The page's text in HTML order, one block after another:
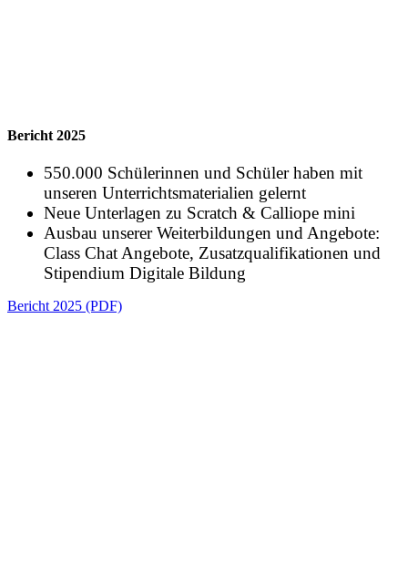
Bericht 2025
550.000 Schülerinnen und Schüler haben mit
unseren Unterrichtsmaterialien gelernt
Neue Unterlagen zu Scratch & Calliope mini
Ausbau unserer Weiterbildungen und Angebote:
Class Chat Angebote, Zusatzqualifikationen und
Stipendium Digitale Bildung
Bericht 2025 (PDF)